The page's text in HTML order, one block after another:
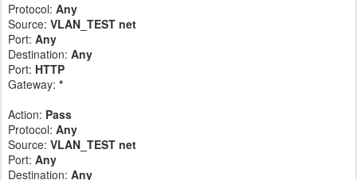
Protocol: Any
Source: VLAN_TEST net
Port: Any
Destination: Any
Port: HTTP
Gateway: *
Action: Pass
Protocol: Any
Source: VLAN_TEST net
Port: Any
Destination: Any